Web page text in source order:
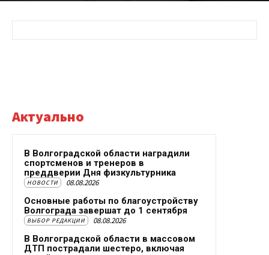
Актуально
В Волгоградской области наградили
спортсменов и тренеров в
преддверии Дня физкультурника
НОВОСТИ 08.08.2026
Основные работы по благоустройству
Волгограда завершат до 1 сентября
ВЫБОР РЕДАКЦИИ 08.08.2026
В Волгоградской области в массовом
ДТП пострадали шестеро, включая